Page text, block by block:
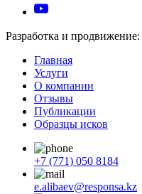
Разработка и продвижение:
Главная
Услуги
О компании
Отзывы
Публикации
Образцы исков
+7 (771) 050 8184
e.alibaev@responsa.kz